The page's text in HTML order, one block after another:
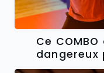
Ce
dangereux